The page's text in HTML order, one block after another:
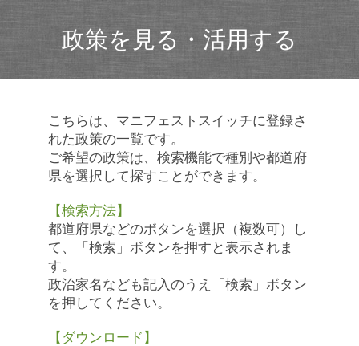
政策を見る・活用する
こちらは、マニフェストスイッチに登録さ
れた政策の一覧です。
ご希望の政策は、検索機能で種別や都道府
県を選択して探すことができます。
【検索方法】
都道府県などのボタンを選択（複数可）し
て、「検索」ボタンを押すと表示されま
す。
政治家名なども記入のうえ「検索」ボタン
を押してください。
【ダウンロード】